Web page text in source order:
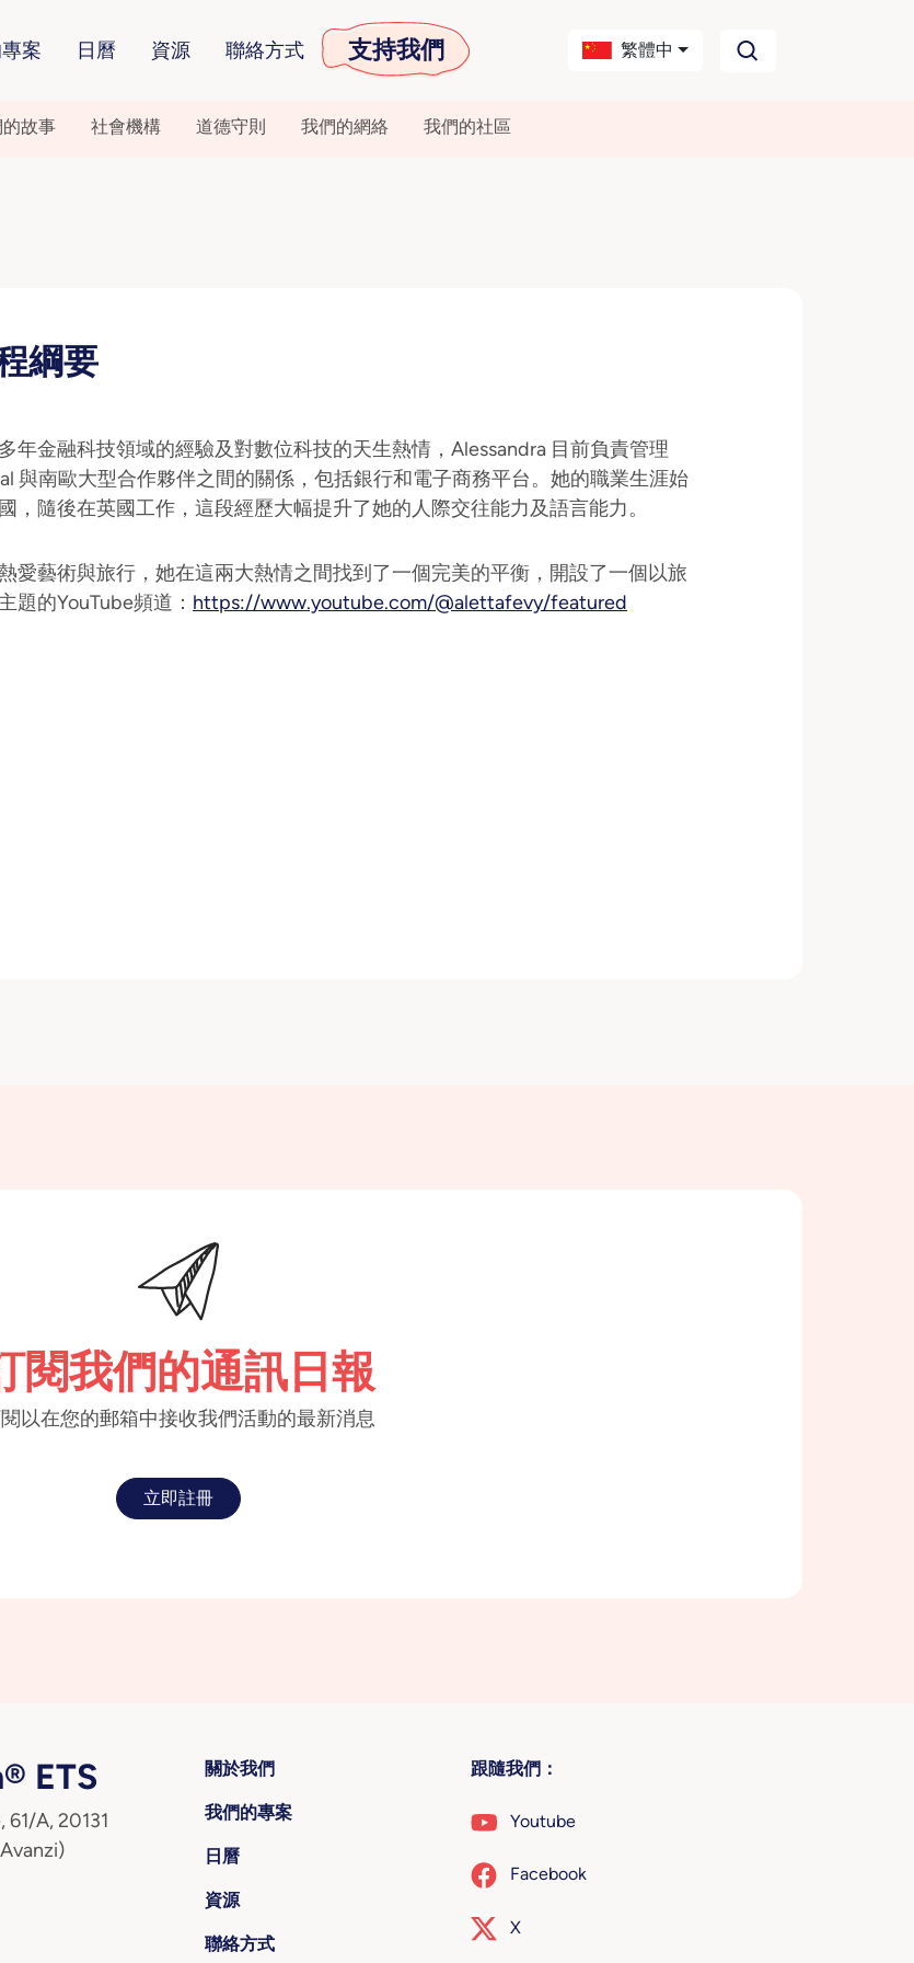
案 日曆 資源 聯絡方式 支持我們 繁體中
故事 社會機構 道德守則 我們的網絡 我們的社區
綱要
年金融科技領域的經驗及對數位科技的天生熱情，Alessandra 目前負責管理
與南歐大型合作夥伴之間的關係，包括銀行和電子商務平台。她的職業生涯始
，隨後在英國工作，這段經歷大幅提升了她的人際交往能力及語言能力。
愛藝術與旅行，她在這兩大熱情之間找到了一個完美的平衡，開設了一個以旅
題的YouTube頻道： https://www.youtube.com/@alettafevy/featured
閱我們的通訊日報
以在您的郵箱中接收我們活動的最新消息
立即註冊
ETS
A, 20131
關於我們
我們的專案
日曆
資源
聯絡方式
跟隨我們：
Youtube
Facebook
X